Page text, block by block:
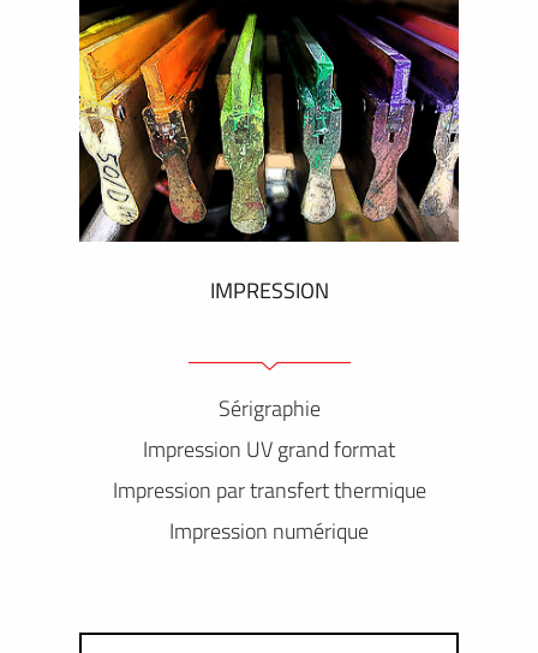
IMPRESSION
Sérigraphie
Impression UV grand format
Impression par transfert thermique
Impression numérique